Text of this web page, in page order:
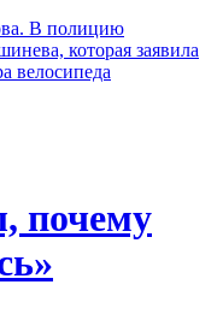
В полицию
которая заявила
велосипеда
почему